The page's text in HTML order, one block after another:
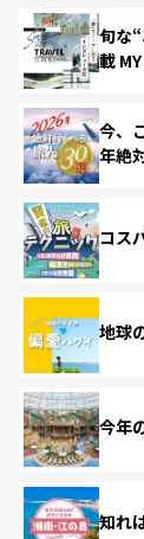
旬な
載
今、
年絶
コス
地球
今年
知れ